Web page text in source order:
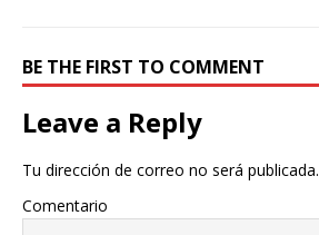
BE THE FIRST TO COMMENT
Leave a Reply
Tu dirección de correo no será publicada.
Comentario